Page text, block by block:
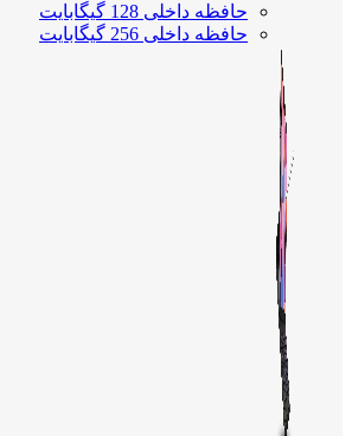
حافظه داخلی 128 گیگابایت
حافظه داخلی 256 گیگابایت